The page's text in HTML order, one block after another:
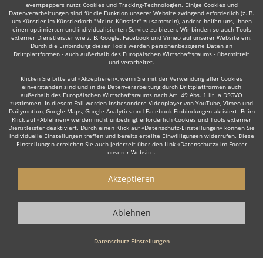
Auch interessant:
Flamenco Tänzer Französische Musik Country
Starten Sie mit dem Button 'Kostenlos anfragen' eine Anfrage an die für
Sie interessanten Solomusiker - also z. B. bestimmte Alleinunterhalter.
Diesen Button finden Sie auf den jeweiligen Künstler-Profil-Seiten der
eventpeppers nutzt Cookies und Tracking-Technologien. Einige Cookies und
Datenverarbeitungen sind für die Funktion unserer Website zwingend erforderlich (z. B.
um Künstler im Künstlerkorb "Meine Künstler" zu sammeln), andere helfen uns, Ihnen
einen optimierten und individualisierten Service zu bieten. Wir binden so auch Tools
externer Dienstleister wie z. B. Google, Facebook und Vimeo auf unserer Website ein.
Durch die Einbindung dieser Tools werden personenbezogene Daten an
Drittplattformen - auch außerhalb des Europäischen Wirtschaftsraums - übermittelt
und verarbeitet.
Klicken Sie bitte auf «Akzeptieren», wenn Sie mit der Verwendung aller Cookies
einverstanden sind und in die Datenverarbeitung durch Drittplattformen auch
außerhalb des Europäischen Wirtschaftsraums nach Art. 49 Abs. 1 lit. a DSGVO
zustimmen. In diesem Fall werden insbesondere Videoplayer von YouTube, Vimeo und
Dailymotion, Google Maps, Google Analytics und Facebook-Einbindungen aktiviert. Beim
Klick auf «Ablehnen» werden nicht unbedingt erforderlich Cookies und Tools externer
Dienstleister deaktiviert. Durch einen Klick auf «Datenschutz-Einstellungen» können Sie
individuelle Einstellungen treffen und bereits erteilte Einwilligungen widerrufen. Diese
Einstellungen erreichen Sie auch jederzeit über den Link «Datenschutz» im Footer
unserer Website.
Datenschutz-Einstellungen
Akzeptieren
Ablehnen